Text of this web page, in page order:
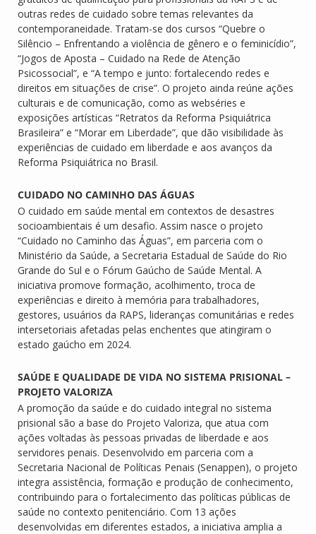
outras redes de cuidado sobre temas relevantes da
contemporaneidade. Tratam-se dos cursos “Quebre o
Silêncio – Enfrentando a violência de gênero e o feminicídio”,
“Jogos de Aposta – Cuidado na Rede de Atenção
Psicossocial”, e “A tempo e junto: fortalecendo redes e
direitos em situações de crise”. O projeto ainda reúne ações
culturais e de comunicação, como as webséries e
exposições artísticas “Retratos da Reforma Psiquiátrica
Brasileira” e “Morar em Liberdade”, que dão visibilidade às
experiências de cuidado em liberdade e aos avanços da
Reforma Psiquiátrica no Brasil.
CUIDADO NO CAMINHO DAS ÁGUAS
O cuidado em saúde mental em contextos de desastres
socioambientais é um desafio. Assim nasce o projeto
“Cuidado no Caminho das Águas”, em parceria com o
Ministério da Saúde, a Secretaria Estadual de Saúde do Rio
Grande do Sul e o Fórum Gaúcho de Saúde Mental. A
iniciativa promove formação, acolhimento, troca de
experiências e direito à memória para trabalhadores,
gestores, usuários da RAPS, lideranças comunitárias e redes
intersetoriais afetadas pelas enchentes que atingiram o
estado gaúcho em 2024.
SAÚDE E QUALIDADE DE VIDA NO SISTEMA PRISIONAL –
PROJETO VALORIZA
A promoção da saúde e do cuidado integral no sistema
prisional são a base do Projeto Valoriza, que atua com
ações voltadas às pessoas privadas de liberdade e aos
servidores penais. Desenvolvido em parceria com a
Secretaria Nacional de Políticas Penais (Senappen), o projeto
integra assistência, formação e produção de conhecimento,
contribuindo para o fortalecimento das políticas públicas de
saúde no contexto penitenciário. Com 13 ações
desenvolvidas em diferentes estados, a iniciativa amplia a